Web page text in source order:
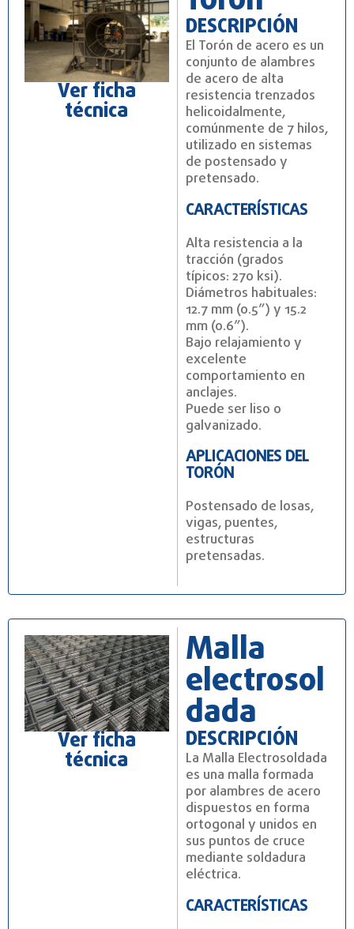
Ver ficha
técnica
DESCRIPCIÓN
El Torón de acero es un
conjunto de alambres
de acero de alta
resistencia trenzados
helicoidalmente,
comúnmente de 7 hilos,
utilizado en sistemas
de postensado y
pretensado.
CARACTERÍSTICAS
Alta resistencia a la
tracción (grados
típicos: 270 ksi).
Diámetros habituales:
12.7 mm (0.5”) y 15.2
mm (0.6”).
Bajo relajamiento y
excelente
comportamiento en
anclajes.
Puede ser liso o
galvanizado.
APLICACIONES DEL
TORÓN
Postensado de losas,
vigas, puentes,
estructuras
pretensadas.
Ver ficha
técnica
Malla
electrosol
dada
DESCRIPCIÓN
La Malla Electrosoldada
es una malla formada
por alambres de acero
dispuestos en forma
ortogonal y unidos en
sus puntos de cruce
mediante soldadura
eléctrica.
CARACTERÍSTICAS